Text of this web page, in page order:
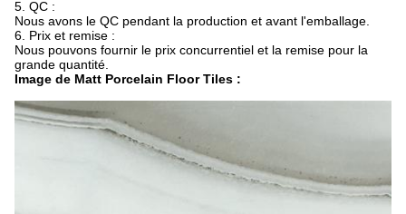
5. QC :
Nous avons le QC pendant la production et avant l'emballage.
6. Prix et remise :
Nous pouvons fournir le prix concurrentiel et la remise pour la
grande quantité.
Image de Matt Porcelain Floor Tiles :